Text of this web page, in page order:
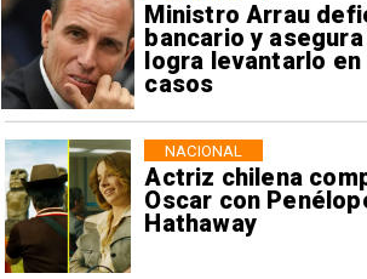
Ministro Arrau
bancario y
logra levantarlo
casos
Actriz chilena
Oscar con
Hathaway
NACIONAL